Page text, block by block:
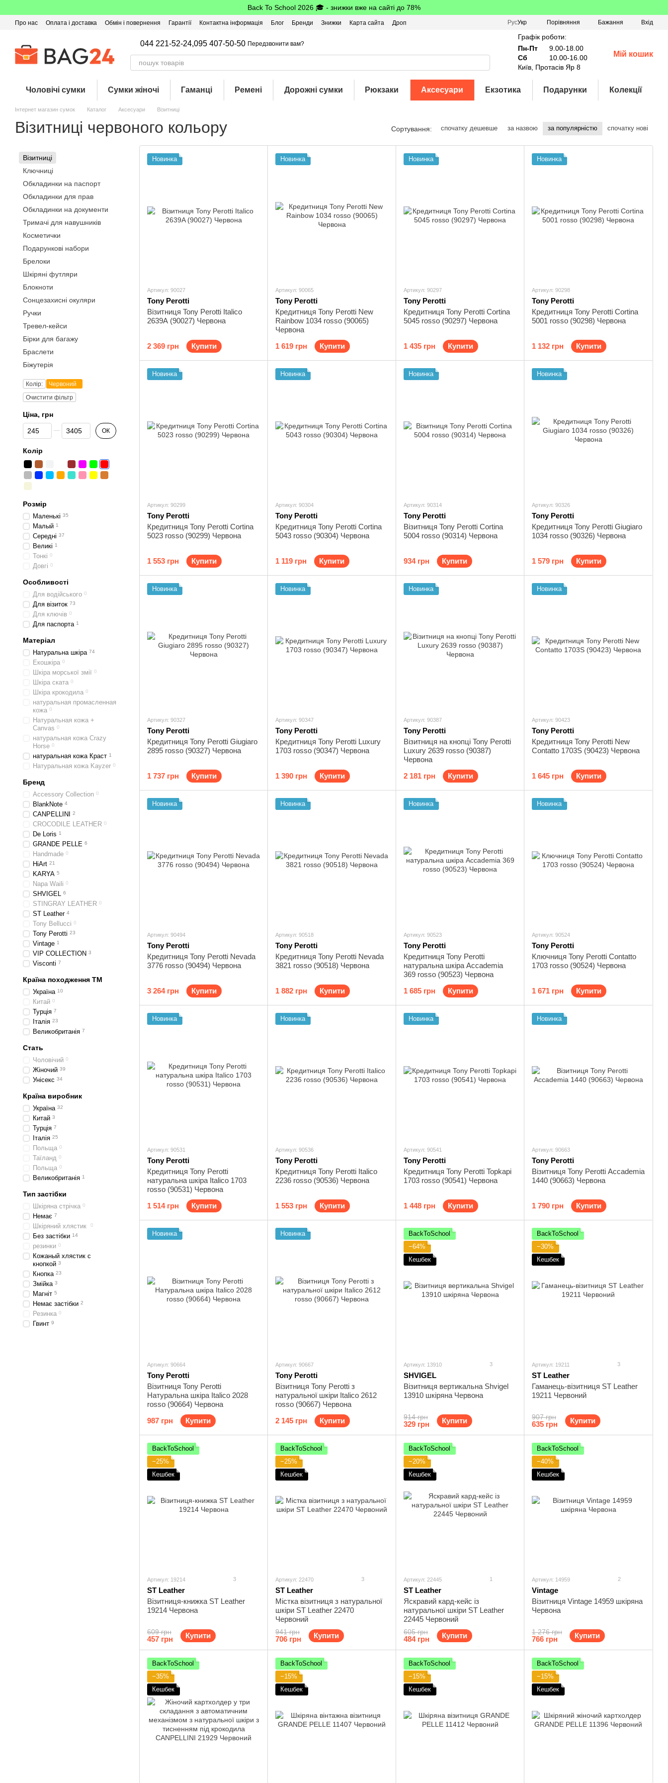
Back To School 2026 🎓 - знижки вже на сайті до 78%
Про нас Оплата і доставка Обмін і повернення Гарантії Контактна інформація Блог Бренди Знижки Карта сайта
Дроп
РусУкр Порівняння Бажання Вхід
044 221-52-24,095 407-50-50 Передзвонити вам?
Графік роботи:
Пн-Пт
9.00-18.00
Сб
10.00-16.00
Київ, Протасів Яр 8
Мій кошик
Чоловічі сумки Сумки жіночі Гаманці Ремені Дорожні сумки Рюкзаки Аксесуари Екзотика Подарунки Колекції
Інтернет магазин сумок Каталог Аксесуари Візитниці
Візитниці червоного кольору Сортування: спочатку дешевше за назвою за популярністю спочатку нові
Новинка
Артикул: 90027
Tony Perotti
Візитниця Tony Perotti Italico
2639A (90027) Червона
2 369 грн Купити
Новинка
Артикул: 90065
Tony Perotti
Кредитниця Tony Perotti New
Rainbow 1034 rosso (90065)
Червона
1 619 грн
Купити
Новинка
Артикул: 90297
Tony Perotti
Кредитниця Tony Perotti Cortina
5045 rosso (90297) Червона
1 435 грн Купити
Новинка
Артикул: 90298
Tony Perotti
Кредитниця Tony Perotti Cortina
5001 rosso (90298) Червона
1 132 грн Купити
Новинка
Артикул: 90299
Tony Perotti
Кредитниця Tony Perotti Cortina
5023 rosso (90299) Червона
1 553 грн Купити
Новинка
Артикул: 90304
Tony Perotti
Кредитниця Tony Perotti Cortina
5043 rosso (90304) Червона
1 119 грн Купити
Новинка
Артикул: 90314
Tony Perotti
Візитниця Tony Perotti Cortina
5004 rosso (90314) Червона
934 грн Купити
Новинка
Артикул: 90326
Tony Perotti
Кредитниця Tony Perotti Giugiaro
1034 rosso (90326) Червона
1 579 грн Купити
Новинка
Артикул: 90327
Tony Perotti
Кредитниця Tony Perotti Giugiaro
2895 rosso (90327) Червона
1 737 грн Купити
Новинка
Артикул: 90347
Tony Perotti
Кредитниця Tony Perotti Luxury
1703 rosso (90347) Червона
1 390 грн Купити
Новинка
Артикул: 90387
Tony Perotti
Візитниця на кнопці Tony Perotti
Luxury 2639 rosso (90387)
Червона
2 181 грн
Купити
Новинка
Артикул: 90423
Tony Perotti
Кредитниця Tony Perotti New
Contatto 1703S (90423) Червона
1 645 грн Купити
Новинка
Артикул: 90494
Tony Perotti
Кредитниця Tony Perotti Nevada
3776 rosso (90494) Червона
3 264 грн Купити
Новинка
Артикул: 90518
Tony Perotti
Кредитниця Tony Perotti Nevada
3821 rosso (90518) Червона
1 882 грн Купити
Новинка
Артикул: 90523
Tony Perotti
Кредитниця Tony Perotti
натуральна шкіра Accademia
369 rosso (90523) Червона
1 685 грн
Купити
Новинка
Артикул: 90524
Tony Perotti
Ключниця Tony Perotti Contatto
1703 rosso (90524) Червона
1 671 грн Купити
Новинка
Артикул: 90531
Tony Perotti
Кредитниця Tony Perotti
натуральна шкіра Italico 1703
rosso (90531) Червона
1 514 грн
Купити
Новинка
Артикул: 90536
Tony Perotti
Кредитниця Tony Perotti Italico
2236 rosso (90536) Червона
1 553 грн Купити
Новинка
Артикул: 90541
Tony Perotti
Кредитниця Tony Perotti Topkapi
1703 rosso (90541) Червона
1 448 грн Купити
Новинка
Артикул: 90663
Tony Perotti
Візитниця Tony Perotti Accademia
1440 (90663) Червона
1 790 грн Купити
Новинка
Артикул: 90664
Tony Perotti
Візитниця Tony Perotti
Натуральна шкіра Italico 2028
rosso (90664) Червона
987 грн
Купити
Новинка
Артикул: 90667
Tony Perotti
Візитниця Tony Perotti з
натуральної шкіри Italico 2612
rosso (90667) Червона
2 145 грн
Купити
BackToSchool
−64%
Кешбек
Артикул: 13910 3
SHVIGEL
Візитниця вертикальна Shvigel
13910 шкіряна Червона
914 грн
329 грн Купити
BackToSchool
−30%
Кешбек
Артикул: 19211 3
ST Leather
Гаманець-візитниця ST Leather
19211 Червоний
907 грн
635 грн Купити
BackToSchool
−25%
Кешбек
Артикул: 19214 3
ST Leather
Візитниця-книжка ST Leather
19214 Червона
609 грн
457 грн Купити
BackToSchool
−25%
Кешбек
Артикул: 22470 3
ST Leather
Містка візитниця з натуральної
шкіри ST Leather 22470
Червоний
941 грн
706 грн Купити
BackToSchool
−20%
Кешбек
Артикул: 22445 1
ST Leather
Яскравий кард-кейс із
натуральної шкіри ST Leather
22445 Червоний
605 грн
484 грн Купити
BackToSchool
−40%
Кешбек
Артикул: 14959 2
Vintage
Візитниця Vintage 14959 шкіряна
Червона
1 276 грн
766 грн Купити
BackToSchool
−35%
Кешбек
BackToSchool
−15%
Кешбек
BackToSchool
−15%
Кешбек
BackToSchool
−15%
Кешбек
Візитниці
Ключниці
Обкладинки на паспорт
Обкладинки для прав
Обкладинки на документи
Тримачі для навушників
Косметички
Подарункові набори
Брелоки
Шкіряні футляри
Блокноти
Сонцезахисні окуляри
Ручки
Тревел-кейси
Бірки для багажу
Браслети
Біжутерія
Колір:
Червоний
Очистити фільтр
Ціна, грн
Від Ціна, грн
До Ціна, грн ОК
Колір
Розмір
Маленькі 35
Малый 1
Середні 37
Великі 1
Тонкі 0
Довгі 0
Особливості
Для водійського 0
Для візиток 73
Для ключів 0
Для паспорта 1
Матеріал
Натуральна шкіра 74
Екошкіра 0
Шкіра морської змії 0
Шкіра ската 0
Шкіра крокодила 0
натуральная промасленная
кожа 0
Натуральная кожа +
Canvas 0
натуральная кожа Crazy
Horse 0
натуральная кожа Краст 1
Натуральная кожа Kayzer 0
Бренд
Accessory Collection 0
BlankNote 4
CANPELLINI 2
CROCODILE LEATHER 0
De Loris 1
GRANDE PELLE 6
Handmade 0
HiArt 21
KARYA 5
Napa Waili 0
SHVIGEL 6
STINGRAY LEATHER 0
ST Leather 4
Tony Bellucci 0
Tony Perotti 23
Vintage 1
VIP COLLECTION 3
Visconti 7
Країна походження ТМ
Україна 10
Китай 0
Турція 7
Італія 23
Великобританія 7
Стать
Чоловічий 0
Жіночий 39
Унісекс 34
Країна виробник
Україна 32
Китай 3
Турція 7
Італія 25
Польща 0
Таїланд 0
Польща 0
Великобританія 1
Тип застібки
Шкіряна стрічка 0
Немає 7
Шкіряний хлястик 0
Без застібки 14
резинки 0
Кожаный хлястик с
кнопкой 3
Кнопка 23
Змійка 3
Магніт 5
Немає застібки 2
Резинка 0
Гвинт 9